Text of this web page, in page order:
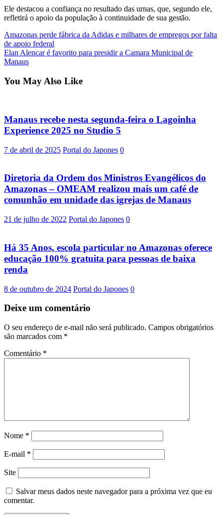
Ele destacou a confiança no resultado das urnas, que, segundo ele,
refletirá o apoio da população à continuidade de sua gestão.
Post
navigation
Amazonas perde fábrica da Adidas e milhares de empregos por falta
de apoio federal
Elan Alencar é favorito para presidir a Camara Municipal de
Manaus
You May Also Like
Manaus recebe nesta segunda-feira o Lagoinha
Experience 2025 no Studio 5
7 de abril de 2025 Portal do Japones 0
Diretoria da Ordem dos Ministros Evangélicos do
Amazonas – OMEAM realizou mais um café de
comunhão em unidade das igrejas de Manaus
21 de julho de 2022 Portal do Japones 0
Há 35 Anos, escola particular no Amazonas oferece
educação 100% gratuita para pessoas de baixa
renda
8 de outubro de 2024 Portal do Japones 0
Deixe um comentário
O seu endereço de e-mail não será publicado. Campos obrigatórios
são marcados com *
Comentário *
Nome *
E-mail *
Site
Salvar meus dados neste navegador para a próxima vez que eu
comentar.